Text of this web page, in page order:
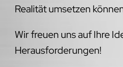
Realität umsetzen
Wir freuen uns auf Ihre
Herausforderungen!